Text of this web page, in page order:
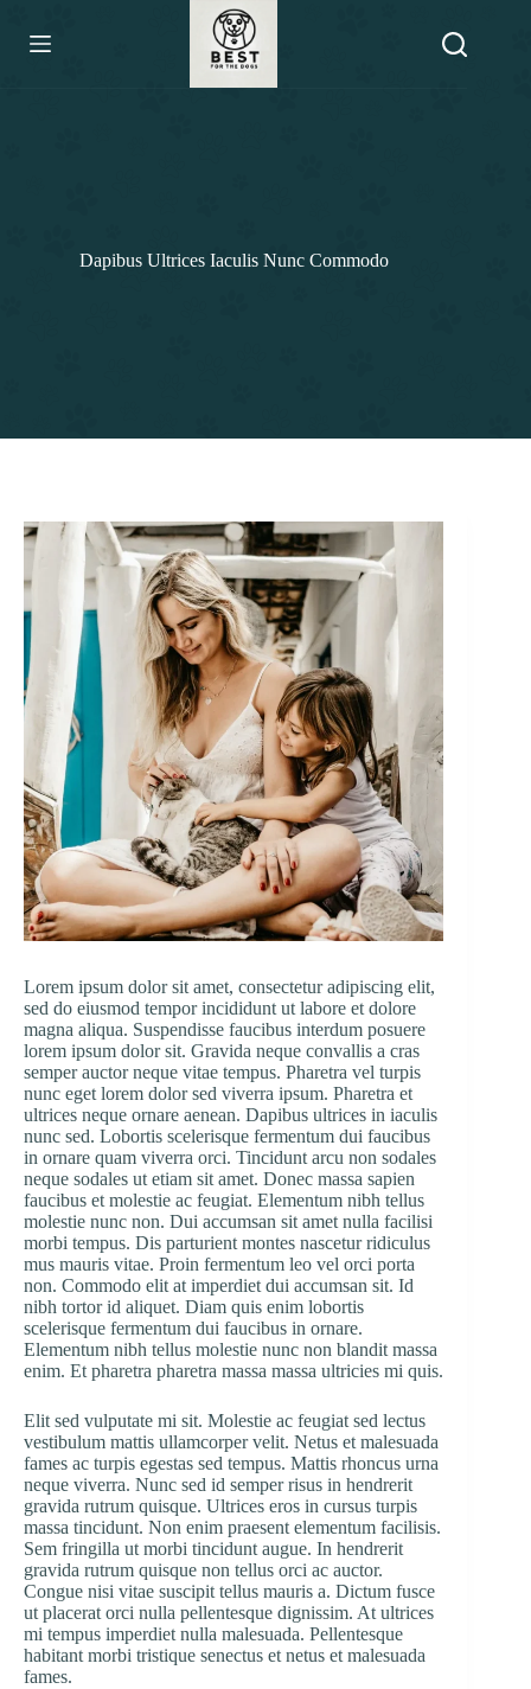
content
Dapibus Ultrices Iaculis Nunc Commodo
Lorem ipsum dolor sit amet, consectetur adipiscing elit,
sed do eiusmod tempor incididunt ut labore et dolore
magna aliqua. Suspendisse faucibus interdum posuere
lorem ipsum dolor sit. Gravida neque convallis a cras
semper auctor neque vitae tempus. Pharetra vel turpis
nunc eget lorem dolor sed viverra ipsum. Pharetra et
ultrices neque ornare aenean. Dapibus ultrices in iaculis
nunc sed. Lobortis scelerisque fermentum dui faucibus
in ornare quam viverra orci. Tincidunt arcu non sodales
neque sodales ut etiam sit amet. Donec massa sapien
faucibus et molestie ac feugiat. Elementum nibh tellus
molestie nunc non. Dui accumsan sit amet nulla facilisi
morbi tempus. Dis parturient montes nascetur ridiculus
mus mauris vitae. Proin fermentum leo vel orci porta
non. Commodo elit at imperdiet dui accumsan sit. Id
nibh tortor id aliquet. Diam quis enim lobortis
scelerisque fermentum dui faucibus in ornare.
Elementum nibh tellus molestie nunc non blandit massa
enim. Et pharetra pharetra massa massa ultricies mi quis.
Elit sed vulputate mi sit. Molestie ac feugiat sed lectus
vestibulum mattis ullamcorper velit. Netus et malesuada
fames ac turpis egestas sed tempus. Mattis rhoncus urna
neque viverra. Nunc sed id semper risus in hendrerit
gravida rutrum quisque. Ultrices eros in cursus turpis
massa tincidunt. Non enim praesent elementum facilisis.
Sem fringilla ut morbi tincidunt augue. In hendrerit
gravida rutrum quisque non tellus orci ac auctor.
Congue nisi vitae suscipit tellus mauris a. Dictum fusce
ut placerat orci nulla pellentesque dignissim. At ultrices
mi tempus imperdiet nulla malesuada. Pellentesque
habitant morbi tristique senectus et netus et malesuada
fames.